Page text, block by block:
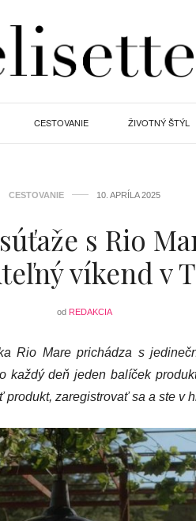
CESTOVANIE ŽIVOTNÝ ŠTÝL
CESTOVANIE 10. APRÍLA 2025
s Rio
víkend v
od REDAKCIA
Rio Mare prichádza s
každý deň jeden balíček
zaregistrovať sa a ste v